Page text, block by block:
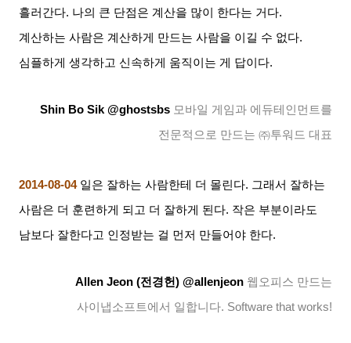
흘러간다. 나의 큰 단점은 계산을 많이 한다는 거다.
계산하는 사람은 계산하게 만드는 사람을 이길 수 없다.
심플하게 생각하고 신속하게 움직이는 게 답이다.
Shin Bo Sik @ghostsbs 모바일 게임과 에듀테인먼트를
전문적으로 만드는 ㈜투워드 대표
2014-08-04 일은 잘하는 사람한테 더 몰린다. 그래서 잘하는
사람은 더 훈련하게 되고 더 잘하게 된다. 작은 부분이라도
남보다 잘한다고 인정받는 걸 먼저 만들어야 한다.
Allen Jeon (전경헌) @allenjeon 웹오피스 만드는
사이냅소프트에서 일합니다. Software that works!